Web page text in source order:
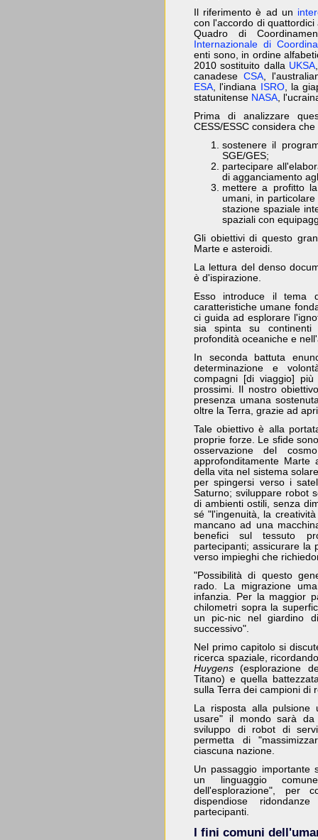
Il riferimento è ad un
con l'accordo di
Quadro di
Internazionale di
enti sono, in ordine
2010 sostituito dalla UKSA
canadese CSA,
ESA , l'indiana ISRO, la
statunitense NASA ,
Prima di analizzare
CESS/ESSC considera che
sostenere il
SGE/GES;
partecipare
di agganciamento
mettere a profitto
umani, in
stazione spaziale
spaziali con
Gli obiettivi di questo
Marte e asteroidi.
La lettura del denso
è d'ispirazione.
Esso introduce il tema
caratteristiche umane
ci guida ad esplorare
sia spinta su
profondità oceaniche e
In seconda battuta
determinazione e
compagni [di viaggio]
prossimi. Il nostro
presenza umana
oltre la Terra, grazie ad
Tale obiettivo è alla
proprie forze. Le sfide
osservazione del
approfonditamente Marte
della vita nel sistema
per spingersi verso i
Saturno; sviluppare robot
di ambienti ostili, senza
sé "l'ingenuità, la
mancano ad una
benefici sul tessuto
partecipanti; assicurare la
verso impieghi che
"Possibilità di questo
rado. La migrazione
infanzia. Per la maggior
chilometri sopra la
un pic-nic nel giardino
successivo".
Nel primo capitolo si
ricerca spaziale,
Huygens (esplorazione
Titano) e quella
sulla Terra dei campioni di
La risposta alla pulsione
usare" il mondo sarà
sviluppo di robot di
permetta di
ciascuna nazione.
Un passaggio importante
un linguaggio
dell'esplorazione", per
dispendiose
partecipanti.
I fini comuni